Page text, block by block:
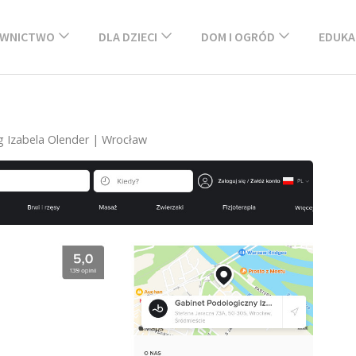
DLA DZIECI DOM I OGRÓD
Izabela Olender | Wrocław